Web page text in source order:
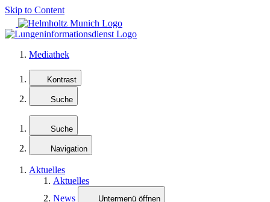
Skip to Content
Mediathek
Kontrast
Suche
Suche
Navigation
Aktuelles
Aktuelles
News
Untermenü öffnen